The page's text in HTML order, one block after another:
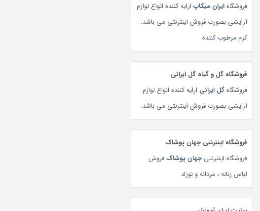
فروشگاهایران میکاپ ارایه کننده انواع لوازم
آرایشی بصورت فروش اینترنتی می باشد.
کرم مرطوب کننده
فروشگاه گل و گیاه گل ایرانی
فروشگاهگل ایرانی ارایه کننده انواع لوازم
آرایشی بصورت فروش اینترنتی می باشد.
فروشگاه اینترنتی جهان پوشاک
فروشگاه اینترنتی جهان پوشاکفروش
لباس زنانه ، مردانه و نوزاد